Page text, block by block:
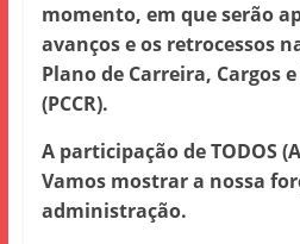
momento, em que serão
avanços e os retrocessos
Plano de Carreira, Cargos
(PCCR).
A participação de TODOS
Vamos mostrar a nossa
administração.